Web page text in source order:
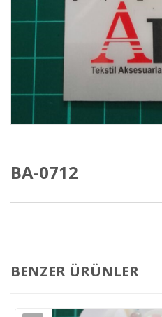
BA-0712
BENZER ÜRÜNLER